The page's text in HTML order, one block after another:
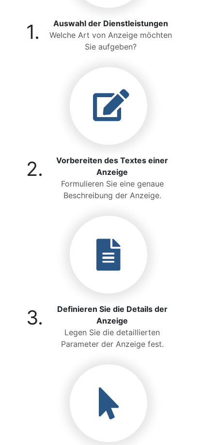
1.
Auswahl der Dienstleistungen
Welche Art von Anzeige möchten
Sie aufgeben?
2.
Vorbereiten des Textes einer
Anzeige
Formulieren Sie eine genaue
Beschreibung der Anzeige.
3.
Definieren Sie die Details der
Anzeige
Legen Sie die detaillierten
Parameter der Anzeige fest.